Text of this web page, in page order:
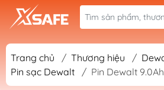
Trang chủ / Thương hiệu /
Pin sạc Dewalt
/ Pin Dewalt